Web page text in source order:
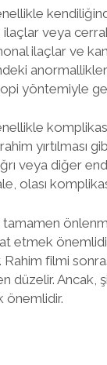
veya
ilaçlar ve
yöntemiyle
veya diğer
olası
tamamen
etmek
filmi
düzelir. Ancak,
önemlidir.